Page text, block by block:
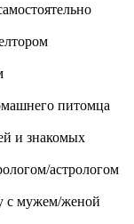
питомца
и знакомых
астрологом
с мужем/женой